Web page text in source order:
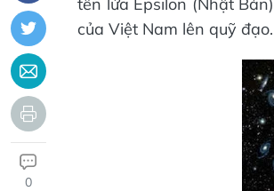
0
của Việt Nam lên quỹ đạo.